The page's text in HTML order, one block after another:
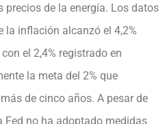
de la energía. Los datos
la inflación alcanzó el 4,2%
el 2,4% registrado en
la meta del 2% que
de cinco años. A pesar de
no ha adoptado medidas